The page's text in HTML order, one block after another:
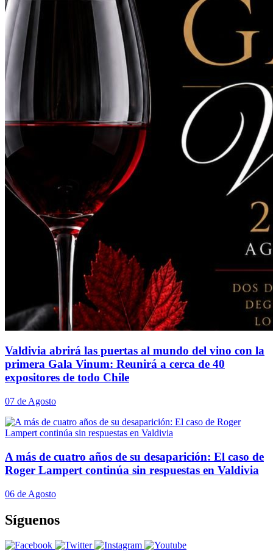
Valdivia abrirá las puertas al mundo del vino con la
primera Gala Vinum: Reunirá a cerca de 40
expositores de todo Chile
07 de Agosto
A más de cuatro años de su desaparición: El caso de
Roger Lampert continúa sin respuestas en Valdivia
06 de Agosto
Síguenos